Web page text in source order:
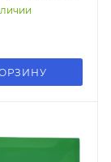
3071342